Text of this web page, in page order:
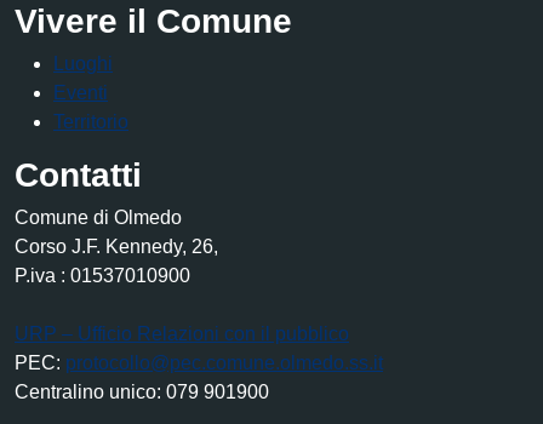
Vivere il Comune
Luoghi
Eventi
Territorio
Contatti
Comune di Olmedo
Corso J.F. Kennedy, 26,
P.iva : 01537010900
URP – Ufficio Relazioni con il pubblico
PEC: protocollo@pec.comune.olmedo.ss.it
Centralino unico: 079 901900